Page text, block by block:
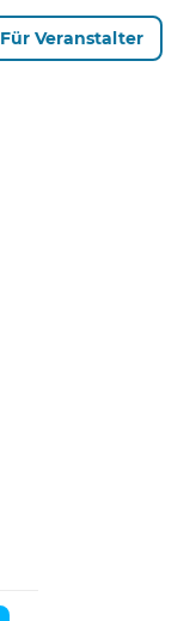
Für Veranstalter